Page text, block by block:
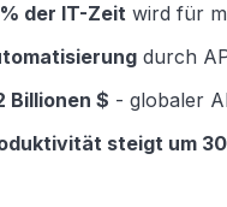
der IT-Zeit wird für
durch
Billionen $ - globaler
steigt um